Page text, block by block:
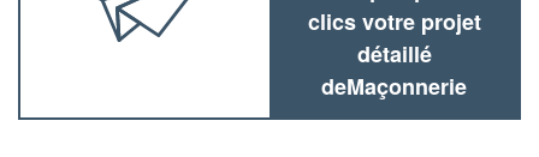
clics votre projet
détaillé
deMaçonnerie